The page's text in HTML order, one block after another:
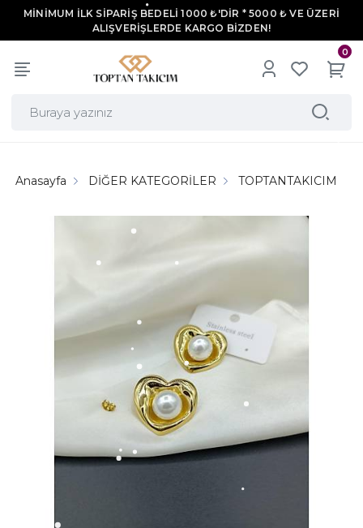
MİNİMUM İLK SİPARİŞ BEDELİ 1000 ₺'DİR * 5000 ₺ VE ÜZERİ
ALIŞVERİŞLERDE KARGO BİZDEN!
0
Anasayfa DİĞER KATEGORİLER TOPTANTAKICIM